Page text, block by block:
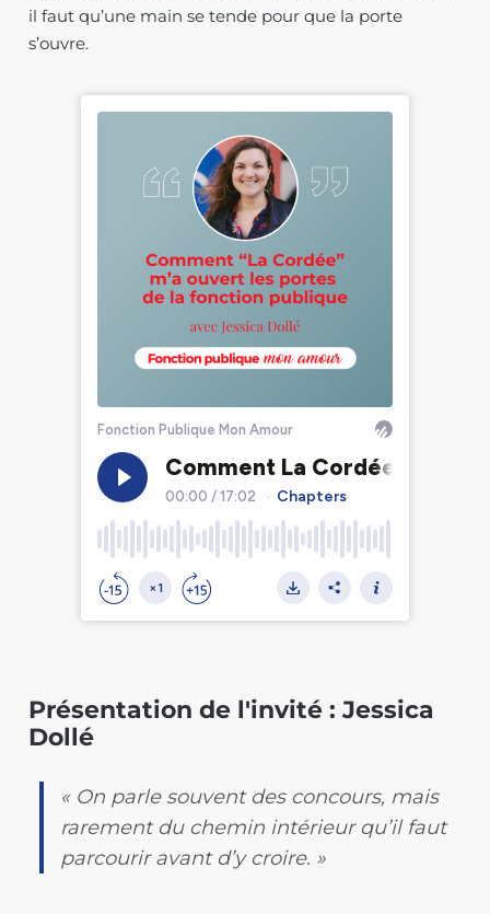
il faut qu’une main se tende pour que la porte
s’ouvre.
Présentation de l'invité : Jessica
Dollé
« On parle souvent des concours, mais
rarement du chemin intérieur qu’il faut
parcourir avant d’y croire. »